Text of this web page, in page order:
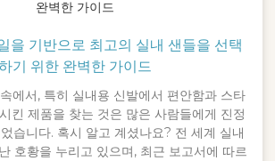
달은 증가하는 소비자 수요를 충족할 뿐만
헌신을 보여줍니다.
을 기반으로 최고의 실내 샌들을 선택
기 위한 완벽한 가이드
에서, 특히 실내용 신발에서 편안함과 스타
킨 제품을 찾는 것은 많은 사람들에게 진정
습니다. 혹시 알고 계셨나요? 전 세계 실내
호황을 누리고 있으며, 최근 보고서에 따르